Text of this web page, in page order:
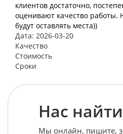
клиентов достаточно,
оценивают качество работы.
будут оставлять места))
Дата: 2026-03-20
Качество
Стоимость
Сроки
Нас
Мы онлайн, пишите,